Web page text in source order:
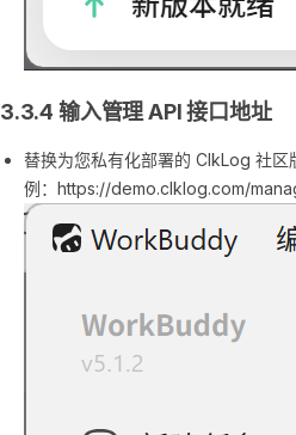
3.3.4 输入管理 API 接口地址
替换为您私有化部署的 ClkLog 社区
例：https://demo.clklog.com/